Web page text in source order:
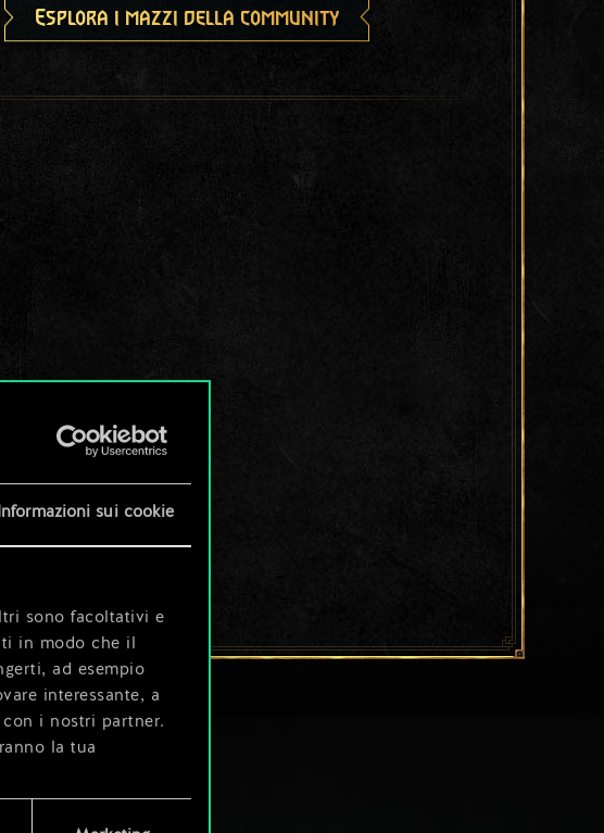
Informazioni sui cookie
sono facoltativi e
in modo che il
ad esempio
interessante, a
i nostri partner.
la tua
impostare le tue
Esplora i mazzi della community